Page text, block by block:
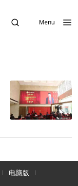
Menu
电脑版